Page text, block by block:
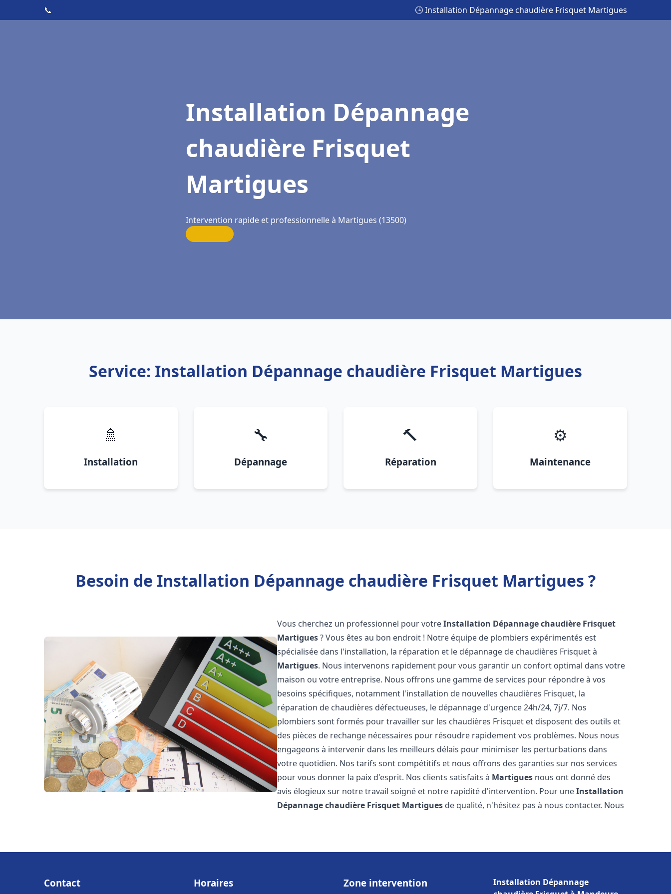
📞 🕒 Installation Dépannage chaudière Frisquet Martigues
Installation Dépannage
chaudière Frisquet
Martigues
Intervention rapide et professionnelle à Martigues (13500)
Service: Installation Dépannage chaudière Frisquet Martigues
🚿
Installation
🔧
Dépannage
🔨
Réparation
⚙️
Maintenance
Besoin de Installation Dépannage chaudière Frisquet Martigues ?
Vous cherchez un professionnel pour votreInstallation Dépannage chaudière Frisquet
Martigues? Vous êtes au bon endroit ! Notre équipe de plombiers expérimentés est
spécialisée dans l'installation, la réparation et le dépannage de chaudières Frisquet à
Martigues. Nous intervenons rapidement pour vous garantir un confort optimal dans votre
maison ou votre entreprise. Nous offrons une gamme de services pour répondre à vos
besoins spécifiques, notamment l'installation de nouvelles chaudières Frisquet, la
réparation de chaudières défectueuses, le dépannage d'urgence 24h/24, 7j/7. Nos
plombiers sont formés pour travailler sur les chaudières Frisquet et disposent des outils et
des pièces de rechange nécessaires pour résoudre rapidement vos problèmes. Nous nous
engageons à intervenir dans les meilleurs délais pour minimiser les perturbations dans
votre quotidien. Nos tarifs sont compétitifs et nous offrons des garanties sur nos services
pour vous donner la paix d'esprit. Nos clients satisfaits à Martigues nous ont donné des
avis élogieux sur notre travail soigné et notre rapidité d'intervention. Pour uneInstallation
Dépannage chaudière Frisquet Martigues de qualité, n'hésitez pas à nous contacter. Nous
Contact Horaires Zone intervention
Installation Dépannage